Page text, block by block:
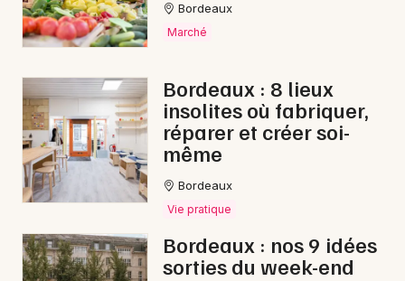
Bordeaux
Marché
Bordeaux : 8 lieux
insolites où fabriquer,
réparer et créer soi-
même
Bordeaux
Vie pratique
Bordeaux : nos 9 idées
sorties du week-end